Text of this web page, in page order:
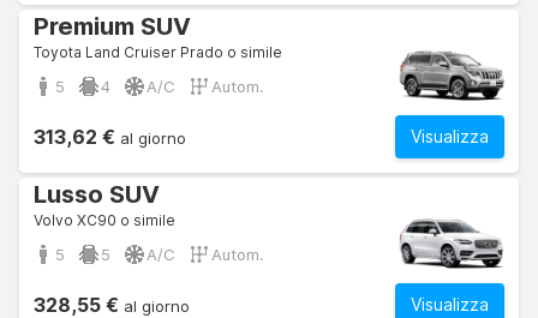
Premium SUV
Toyota Land Cruiser Prado o simile
5 4 A/C Autom.
Visualizza
313,62 € al giorno
Lusso SUV
Volvo XC90 o simile
5 5 A/C Autom.
Visualizza
328,55 € al giorno